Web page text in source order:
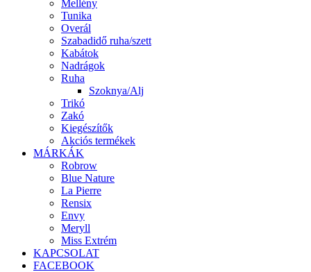
Mellény
Tunika
Overál
Szabadidő ruha/szett
Kabátok
Nadrágok
Ruha
Szoknya/Alj
Trikó
Zakó
Kiegészítők
Akciós termékek
MÁRKÁK
Robrow
Blue Nature
La Pierre
Rensix
Envy
Meryll
Miss Extrém
KAPCSOLAT
FACEBOOK